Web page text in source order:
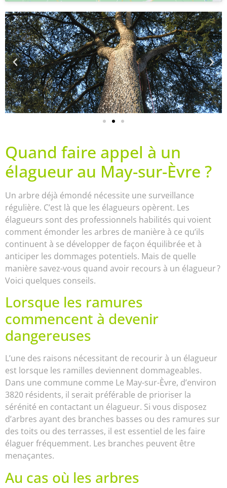
Quand faire appel à un
élagueur au May-sur-Èvre ?
Un arbre déjà émondé nécessite une surveillance
régulière. C’est là que les élagueurs opèrent. Les
élagueurs sont des professionnels habilités qui voient
comment émonder les arbres de manière à ce qu’ils
continuent à se développer de façon équilibrée et à
anticiper les dommages potentiels. Mais de quelle
manière savez-vous quand avoir recours à un élagueur ?
Voici quelques conseils.
Lorsque les ramures
commencent à devenir
dangereuses
L’une des raisons nécessitant de recourir à un élagueur
est lorsque les ramilles deviennent dommageables.
Dans une commune comme Le May-sur-Èvre, d’environ
3820 résidents, il serait préférable de prioriser la
sérénité en contactant un élagueur. Si vous disposez
d’arbres ayant des branches basses ou des ramures sur
des toits ou des terrasses, il est essentiel de les faire
élaguer fréquemment. Les branches peuvent être
menaçantes.
Au cas où les arbres